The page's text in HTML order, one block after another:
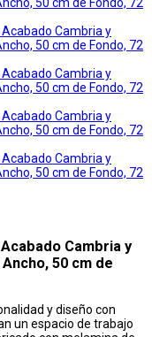
Cambria y
50 cm de
y diseño con
un espacio de trabajo